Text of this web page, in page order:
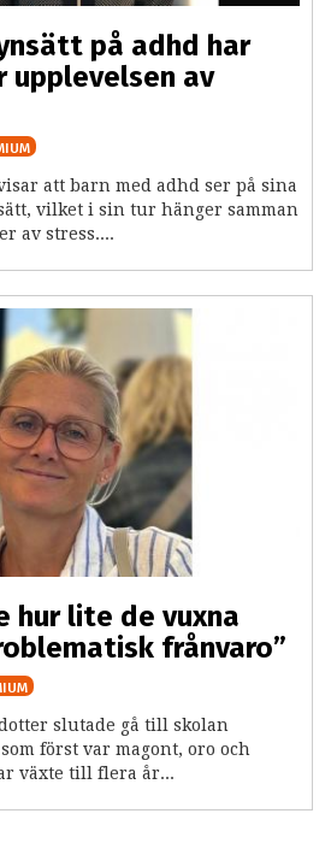
på adhd har
av
att barn med adhd ser på sina
vilket i sin tur hänger samman
av stress....
hur lite de vuxna
frånvaro”
slutade gå till skolan
först var magont, oro och
växte till flera år...